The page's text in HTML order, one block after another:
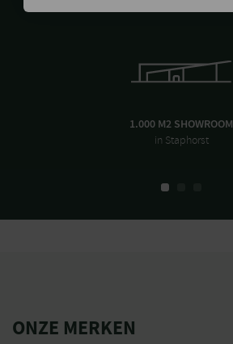
1.000 M2 SHOWROOM
in Staphorst
ONZE MERKEN